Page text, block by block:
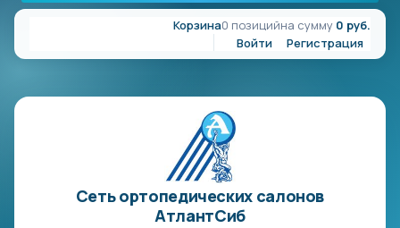
Корзина0 позицийна сумму 0 руб.
Войти
Регистрация
Сеть ортопедических салонов
АтлантСиб